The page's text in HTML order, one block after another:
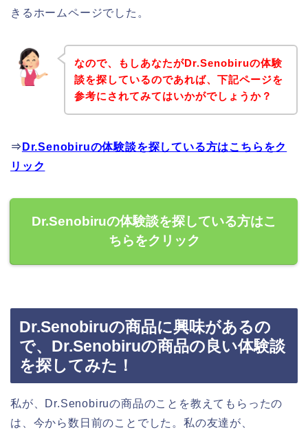
きるホームページでした。
なので、もしあなたがDr.Senobiruの体験
談を探しているのであれば、下記ページを
参考にされてみてはいかがでしょうか？
⇒ Dr.Senobiruの体験談を探している方はこちらをク
リック
Dr.Senobiruの体験談を探している方はこ
ちらをクリック
Dr.Senobiruの商品に興味があるの
で、Dr.Senobiruの商品の良い体験談
を探してみた！
私が、Dr.Senobiruの商品のことを教えてもらったの
は、今から数日前のことでした。私の友達が、